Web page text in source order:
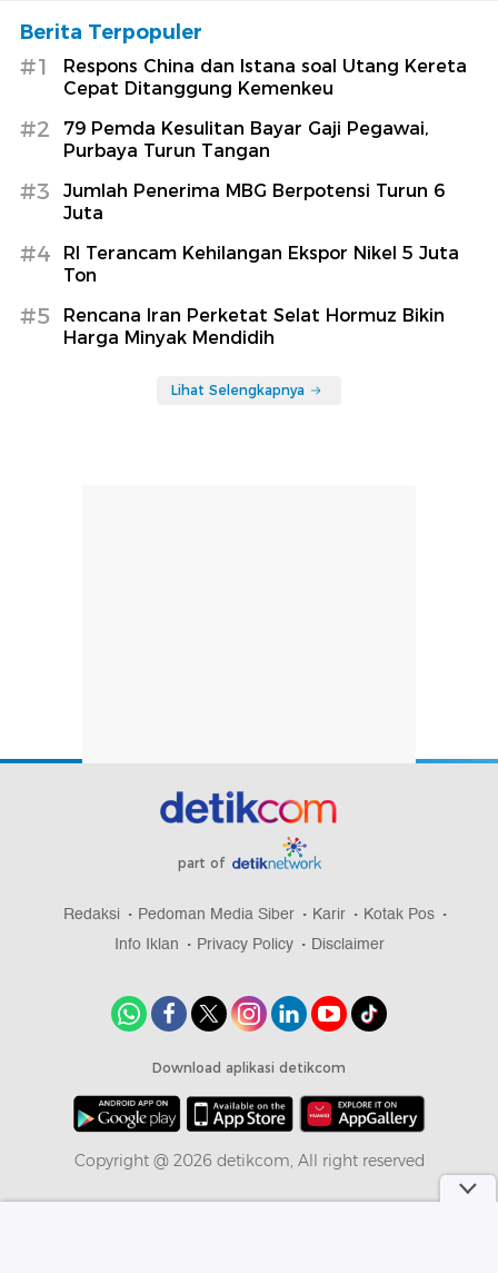
Berita Terpopuler
#1
Respons China dan Istana soal Utang Kereta
Cepat Ditanggung Kemenkeu
#2
79 Pemda Kesulitan Bayar Gaji Pegawai,
Purbaya Turun Tangan
#3
Jumlah Penerima MBG Berpotensi Turun 6
Juta
#4
RI Terancam Kehilangan Ekspor Nikel 5 Juta
Ton
#5
Rencana Iran Perketat Selat Hormuz Bikin
Harga Minyak Mendidih
Lihat Selengkapnya
part of
Redaksi Pedoman Media Siber Karir
Kotak Pos
Info Iklan
Privacy Policy Disclaimer
Download aplikasi detikcom
Copyright @ 2026 detikcom, All right reserved